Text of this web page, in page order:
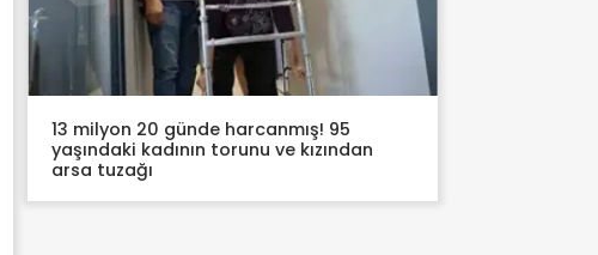
13 milyon 20 günde harcanmış! 95
yaşındaki kadının torunu ve kızından
arsa tuzağı